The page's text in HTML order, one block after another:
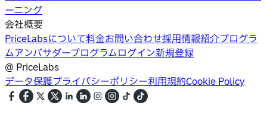
ーニング
会社概要
PriceLabsについて料金お問い合わせ採用情報紹介プログラ
ムアンバサダープログラムログイン新規登録
@ PriceLabs
データ保護プライバシーポリシー利用規約Cookie Policy